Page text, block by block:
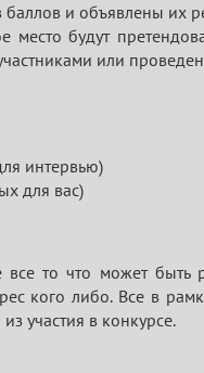
и объявлены их
место будут
или
интервью)
для вас)
то что может
кого либо. Все в
участия в конкурсе.